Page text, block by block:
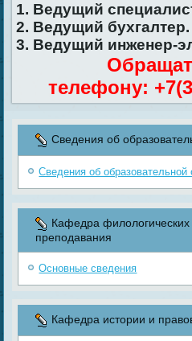
1. Ведущий
2. Ведущий бухгалтер.
3. Ведущий инженер-
телефону:
Сведения об
Сведения об образовательной
Кафедра
преподавания
Основные сведения
Кафедра истории и